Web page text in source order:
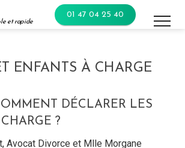
et rapide
01 47 04 25 40
ENFANTS À CHARGE
DÉCLARER LES
?
Avocat Divorce et Mlle Morgane